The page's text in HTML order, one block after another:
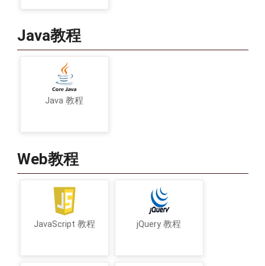
Java教程
Java 教程
Web教程
JavaScript 教程 jQuery 教程